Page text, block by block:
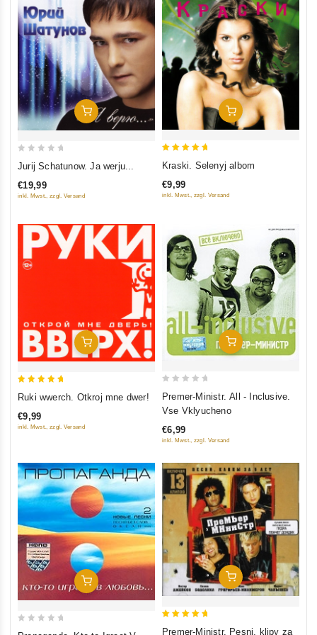
In Den Warenkorb
out
of
Jurij Schatunow. Ja werju...
€19,99
inkl. Mwst., zzgl. Versand
In Den Warenkorb
Kraski. Selenyj albom
€9,99
inkl. Mwst., zzgl. Versand
In Den Warenkorb
Ruki wwerch. Otkroj mne dwer!
€9,99
inkl. Mwst., zzgl. Versand
In Den Warenkorb
5
Premer-Ministr. All - Inclusive.
Vse Vklyucheno
€6,99
inkl. Mwst., zzgl. Versand
In Den Warenkorb In Den Warenkorb
Premer-Ministr. Pesni, klipy za